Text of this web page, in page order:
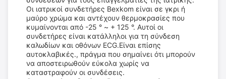
Οι ιατρικοί συνδετήρες Bexkom είναι σε γκρι ή
μαύρο χρώμα και αντέχουν θερμοκρασίες που
κυμαίνονται από -25 ° ~ + 125 °. Αυτοί οι
συνδετήρες είναι κατάλληλοι για τη σύνδεση
καλωδίων και οθόνων ECG.Είναι επίσης
αυτοκλαβικές., πράγμα που σημαίνει ότι μπορούν
να αποστειρωθούν εύκολα χωρίς να
καταστραφούν οι συνδέσεις.